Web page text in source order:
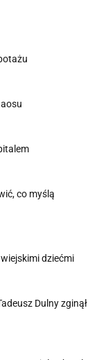
co myślą
dziećmi
Dulny zginął